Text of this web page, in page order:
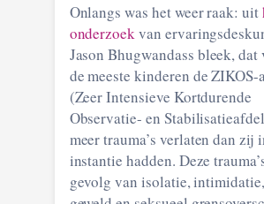
Onlangs was het weer raak: uit
onderzoekvan
Jason Bhugwandass bleek, dat
de meeste kinderen de
(Zeer Intensieve Kortdurende
Observatie- en
meer trauma’s verlaten dan zij
instantie hadden. Deze
gevolg van isolatie,